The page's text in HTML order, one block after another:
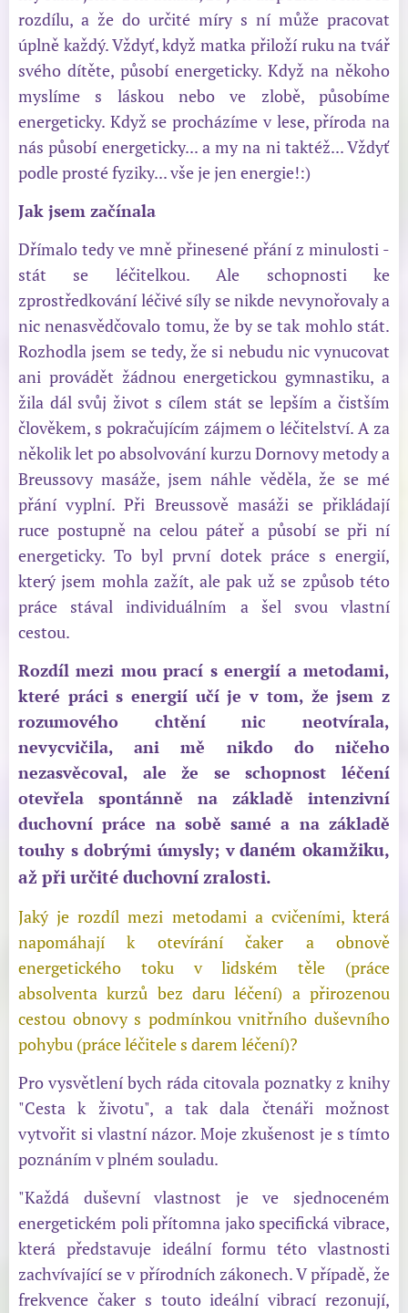
rozdílu, a že do určité míry s ní může pracovat
úplně každý. Vždyť, když matka přiloží ruku na tvář
svého dítěte, působí energeticky. Když na někoho
myslíme s láskou nebo ve zlobě, působíme
energeticky. Když se procházíme v lese, příroda na
nás působí energeticky... a my na ni taktéž... Vždyť
podle prosté fyziky... vše je jen energie!:)
Jak jsem začínala
Dřímalo tedy ve mně přinesené přání z minulosti -
stát se léčitelkou. Ale schopnosti ke
zprostředkování léčivé síly se nikde nevynořovaly a
nic nenasvědčovalo tomu, že by se tak mohlo stát.
Rozhodla jsem se tedy, že si nebudu nic vynucovat
ani provádět žádnou energetickou gymnastiku, a
žila dál svůj život s cílem stát se lepším a čistším
člověkem, s pokračujícím zájmem o léčitelství. A za
několik let po absolvování kurzu Dornovy metody a
Breussovy masáže, jsem náhle věděla, že se mé
přání vyplní. Při Breussově masáži se přikládají
ruce postupně na celou páteř a působí se při ní
energeticky. To byl první dotek práce s energií,
který jsem mohla zažít, ale pak už se způsob této
práce stával individuálním a šel svou vlastní
cestou.
Rozdíl mezi mou prací s energií a metodami,
které práci s energií učí je v tom, že jsem z
rozumového chtění nic neotvírala,
nevycvičila, ani mě nikdo do ničeho
nezasvěcoval, ale že se schopnost léčení
otevřela spontánně na základě intenzivní
duchovní práce na sobě samé a na základě
touhy s dobrými úmysly; v daném okamžiku,
až při určité duchovní zralosti.
Jaký je rozdíl mezi metodami a cvičeními, která
napomáhají k otevírání čaker a obnově
energetického toku v lidském těle (práce
absolventa kurzů bez daru léčení) a přirozenou
cestou obnovy s podmínkou vnitřního duševního
pohybu (práce léčitele s darem léčení)?
Pro vysvětlení bych ráda citovala poznatky z knihy
"Cesta k životu", a tak dala čtenáři možnost
vytvořit si vlastní názor. Moje zkušenost je s tímto
poznáním v plném souladu.
"Každá duševní vlastnost je ve sjednoceném
energetickém poli přítomna jako specifická vibrace,
která představuje ideální formu této vlastnosti
zachvívající se v přírodních zákonech. V případě, že
frekvence čaker s touto ideální vibrací rezonují,